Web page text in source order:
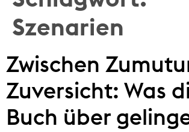
Szenarien
Zwischen
Zuversicht: Was
Buch über